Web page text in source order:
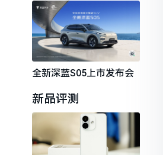
全新深蓝S05上市发布会
新品评测